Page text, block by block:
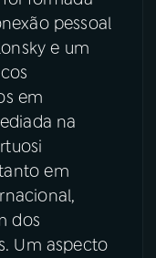
pessoal
e um
em
na
em
dos
Um aspecto